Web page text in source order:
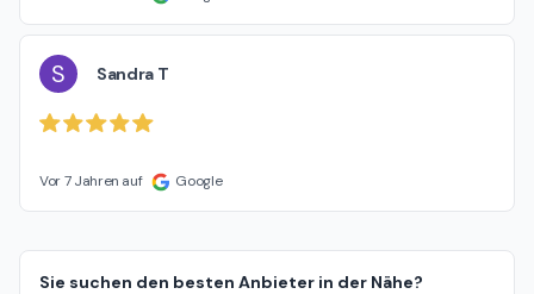
S Sandra T
Vor 7 Jahren auf Google
Sie suchen den besten Anbieter in der Nähe?